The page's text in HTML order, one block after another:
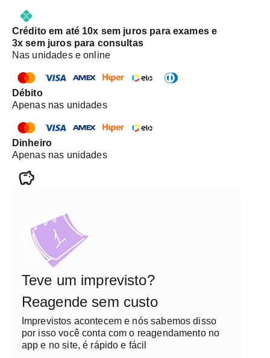
Crédito em até 10x sem juros para exames e
3x sem juros para consultas
Nas unidades e online
Débito
Apenas nas unidades
Dinheiro
Apenas nas unidades
Teve um imprevisto?
Reagende sem custo
Imprevistos acontecem e nós sabemos disso
por isso você conta com o reagendamento no
app e no site, é rápido e fácil